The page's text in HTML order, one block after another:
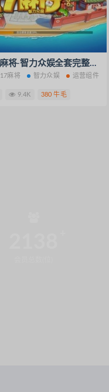
创胜系列17麻将-智力众娱全套完整运营组件
17麻将 智力众娱 运营组件
9.4K 380 牛毛